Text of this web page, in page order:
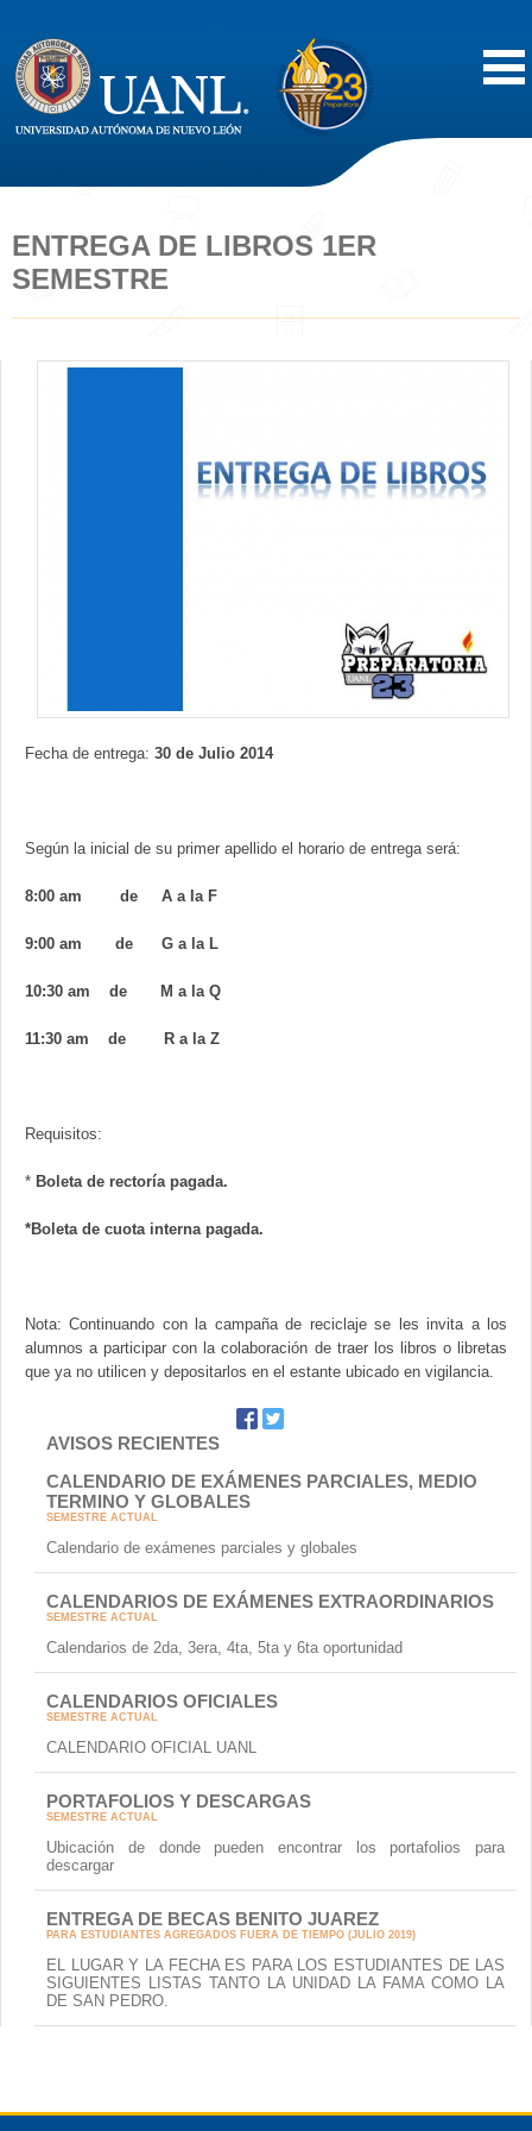
Acerca de
Vida Estudiantil
Difusión
ENTREGA DE LIBROS 1ER
SEMESTRE
Fecha de entrega: 30 de Julio 2014
Según la inicial de su primer apellido el horario de entrega será:
8:00 am de A a la F
9:00 am de G a la L
10:30 am de M a la Q
11:30 am de R a la Z
Requisitos:
* Boleta de rectoría pagada.
*Boleta de cuota interna pagada.
Nota: Continuando con la campaña de reciclaje se les invita a los
alumnos a participar con la colaboración de traer los libros o libretas
que ya no utilicen y depositarlos en el estante ubicado en vigilancia.
AVISOS RECIENTES
CALENDARIO DE EXÁMENES PARCIALES, MEDIO
TERMINO Y GLOBALES
SEMESTRE ACTUAL
Calendario de exámenes parciales y globales
CALENDARIOS DE EXÁMENES EXTRAORDINARIOS
SEMESTRE ACTUAL
Calendarios de 2da, 3era, 4ta, 5ta y 6ta oportunidad
CALENDARIOS OFICIALES
SEMESTRE ACTUAL
CALENDARIO OFICIAL UANL
PORTAFOLIOS Y DESCARGAS
SEMESTRE ACTUAL
Ubicación de donde pueden encontrar los portafolios para
descargar
ENTREGA DE BECAS BENITO JUAREZ
PARA ESTUDIANTES AGREGADOS FUERA DE TIEMPO (JULIO 2019)
EL LUGAR Y LA FECHA ES PARA LOS ESTUDIANTES DE LAS
SIGUIENTES LISTAS TANTO LA UNIDAD LA FAMA COMO LA
DE SAN PEDRO.